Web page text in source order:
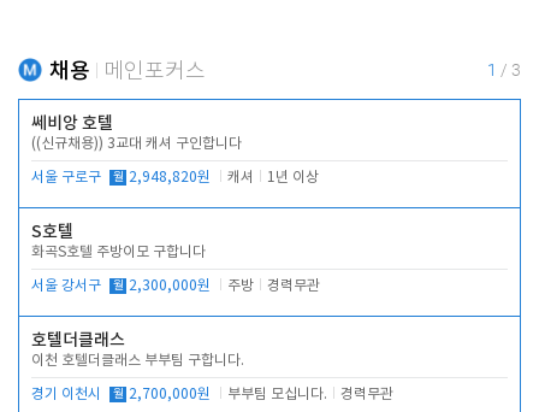
채용 메인포커스 1 / 3
쎄비앙 호텔
((신규채용)) 3교대 캐셔 구인합니다
서울 구로구 월 2,948,820원 캐셔 1년 이상
S호텔
화곡S호텔 주방이모 구합니다
서울 강서구 월 2,300,000원 주방 경력무관
호텔더클래스
이천 호텔더클래스 부부팀 구합니다.
경기 이천시 월 2,700,000원 부부팀 모십니다. 경력무관